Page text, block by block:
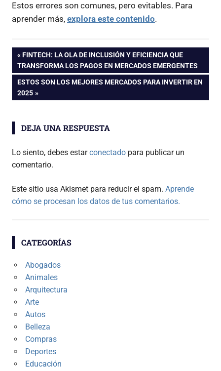
Estos errores son comunes, pero evitables. Para
aprender más, explora este contenido.
Navegación
de
entradas
ENTRADA
ANTERIOR:
FINTECH: LA OLA DE INCLUSIÓN Y EFICIENCIA QUE
TRANSFORMA LOS PAGOS EN MERCADOS EMERGENTES
ENTRADA
SIGUIENTE:
ESTOS SON LOS MEJORES MERCADOS PARA INVERTIR EN
2025
DEJA UNA RESPUESTA
Lo siento, debes estarconectado para publicar un
comentario.
Este sitio usa Akismet para reducir el spam. Aprende
cómo se procesan los datos de tus comentarios.
CATEGORÍAS
Abogados
Animales
Arquitectura
Arte
Autos
Belleza
Compras
Deportes
Educación